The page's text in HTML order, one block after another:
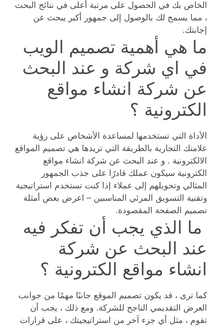
الخاص بك في الحصول على مرتبة أعلى في نتائج البحث
، مما يسمح لك بالوصول إلى جمهور أكبر يبحث عن
إجابتك.
ما هي أهمية تصميم الويب
في اي شركة و عند البحث
عن شركة انشاء مواقع
الكترونية ؟
الأداة التي تستخدمها لمساعدة الأشخاص على رؤية
علامتك التجارية بالطريقة التي تريدها هي تصميم المواقع
الالكترونية . و عند البحث عن شركة انشاء مواقع
الكترونية سيكون عملك قادرًا على جذب الجمهور
المثالي وتحويلهم إلى عملاء إذا كنت تستخدم استراتيجية
وتقنية التسويق المرئي المناسبين – اعرض بعض أمثلة
تصميم الصفحة المقصودة.
ما الذي يجب أن تفكر فيه
عند البحث عن شركة
انشاء مواقع الكترونية ؟
كما ترى ، قد يكون تصميم الموقع جانبًا مهمًا من جوانب
العرض التقديمي الناجح للشركة. ومع ذلك ، يجب أن
تقوم ، مثل أي جزء آخر من استراتيجيتك ، على قرارات